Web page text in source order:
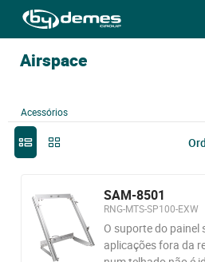
Airspace
Acessórios
SAM-8501
RNG-MTS-SP100-EXW
O suporte do painel
aplicações fora da